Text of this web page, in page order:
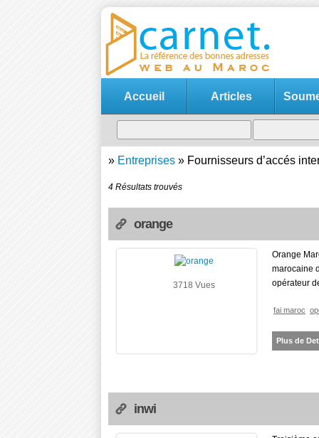
Accueil Articles
» Entreprises » Fournisseurs d’accés
4 Résultats trouvés
orange
3718 Vues
Orange
marocaine
opérateur
fai maroc
Plus de
inwi